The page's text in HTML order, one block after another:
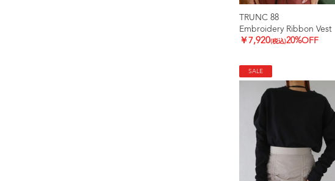
TRUNC 88
Embroidery Ribbon Vest
￥7,920(税込)20%OFF
SALE